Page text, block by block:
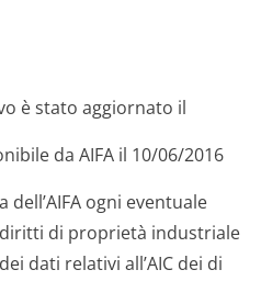
è stato aggiornato il
da AIFA il 10/06/2016
dell’AIFA ogni eventuale
di proprietà industriale
dati relativi all’AIC dei di